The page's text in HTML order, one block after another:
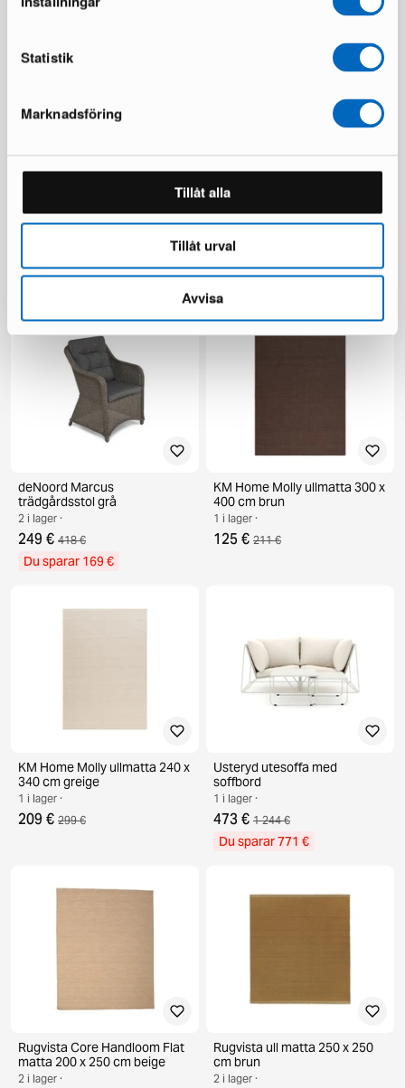
Statistik
Marknadsföring
Tillåt alla
Tillåt urval
Avvisa
1 i lager ·
set om 4 st
1 i lager ·
Du sparar 100 €
deNoord Marcus
trädgårdsstol grå
2 i lager ·
249 € 418 €
Du sparar 169 €
KM Home Molly ullmatta 300 x
400 cm brun
1 i lager ·
125 € 211 €
KM Home Molly ullmatta 240 x
340 cm greige
1 i lager ·
209 € 299 €
Usteryd utesoffa med
soffbord
1 i lager ·
473 € 1 244 €
Du sparar 771 €
Rugvista Core Handloom Flat
matta 200 x 250 cm beige
2 i lager ·
Rugvista ull matta 250 x 250
cm brun
2 i lager ·